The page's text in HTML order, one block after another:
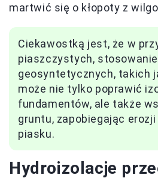
martwić się o kłopoty z
Ciekawostką jest, że w
piaszczystych,
geosyntetycznych, takich
może nie tylko poprawić
fundamentów, ale także
gruntu, zapobiegając
piasku.
Hydroizolacje